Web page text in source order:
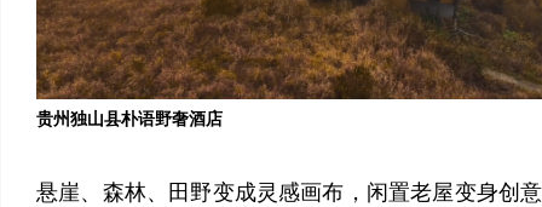
贵州独山县朴语野奢酒店
悬崖、森林、田野变成灵感画布，闲置老屋变身创